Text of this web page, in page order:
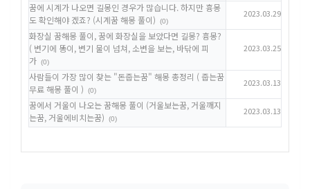
꿈에 시계가 나오면 길몽인 경우가 많습니다. 하지만 흉몽
도 확인해야 겠죠? (시계꿈 해몽 풀이)
(0)
2023.03.29
화장실 꿈해몽 풀이, 꿈에 화장실을 보았다면 길몽? 흉몽?
( 변기에 똥이, 변기 물이 넘쳐, 소변을 보는, 바닦에 피
가 (0)
2023.03.25
사람들이 가장 많이 찾는 "돈줍는꿈" 해몽 총정리 ( 줍는꿈
무료 해몽 풀이 )
(0)
2023.03.13
꿈에서 거울이 나오는 꿈해몽 풀이 (거울보는꿈, 거울깨지
는꿈, 거울에비치는꿈)
(0)
2023.03.13